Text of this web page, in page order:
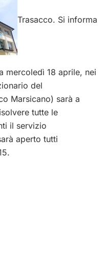
Trasacco. Si informa
mercoledì 18 aprile, nei
del
Marsicano) sarà a
tutte le
il servizio
aperto tutti